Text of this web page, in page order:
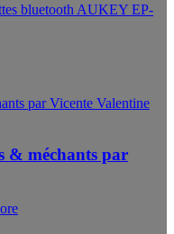
bluetooth AUKEY EP-
par Vicente Valentine
& méchants par